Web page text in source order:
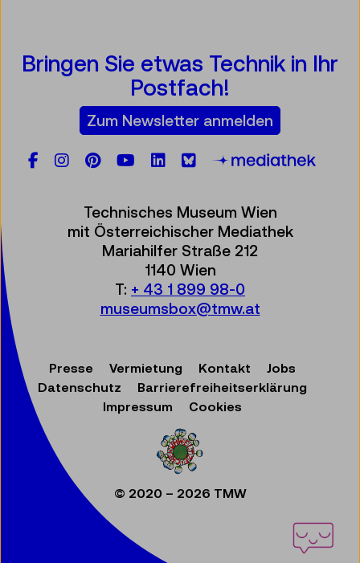
Bringen Sie etwas Technik in Ihr
Postfach!
Zum Newsletter anmelden
Facebook
Instagram
Pinterest
YouTube
LinkedIn
Bluesky
Technisches Museum Wien
mit Österreichischer Mediathek
Mariahilfer Straße 212
1140 Wien
T: + 43 1 899 98-0
museumsbox@tmw.at
Presse Vermietung Kontakt
Jobs
Datenschutz
Barrierefreiheitserklärung
Impressum
Cookies
© 2020 – 2026 TMW